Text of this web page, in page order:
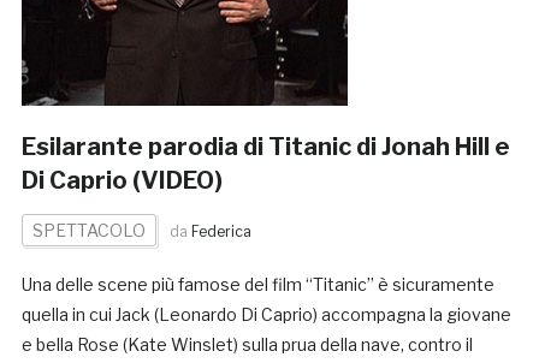
Esilarante parodia di Titanic di Jonah Hill e
Di Caprio (VIDEO)
SPETTACOLO da Federica
Una delle scene più famose del film “Titanic” è sicuramente
quella in cui Jack (Leonardo Di Caprio) accompagna la giovane
e bella Rose (Kate Winslet) sulla prua della nave, contro il